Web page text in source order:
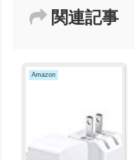
関連記事
Amazon